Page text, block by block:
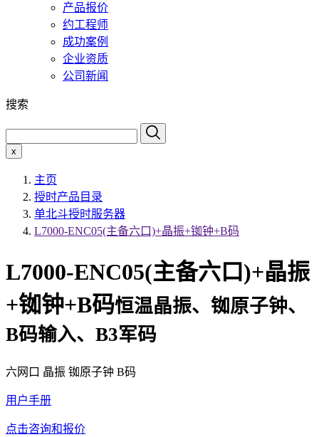
产品报价
约工程师
成功案例
企业资质
公司新闻
搜索
x
主页
授时产品目录
单北斗授时服务器
L7000-ENC05(主备六口)+晶振+铷钟+B码
L7000-ENC05(主备六口)+晶振
+铷钟+B码恒温晶振、铷原子钟、
B码输入、B3军码
六网口 晶振 铷原子钟 B码
用户手册
点击咨询和报价